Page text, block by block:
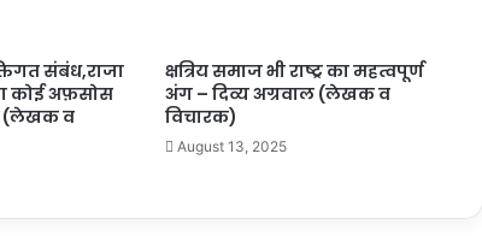
संबंध,राजा
कोई अफ़सोस
(लेखक व
क्षत्रिय समाज भी राष्ट्र का महत्वपूर्ण
अंग – दिव्य अग्रवाल (लेखक व
विचारक)
August 13, 2025